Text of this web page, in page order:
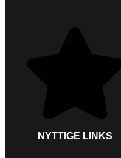
NYTTIGE LINKS